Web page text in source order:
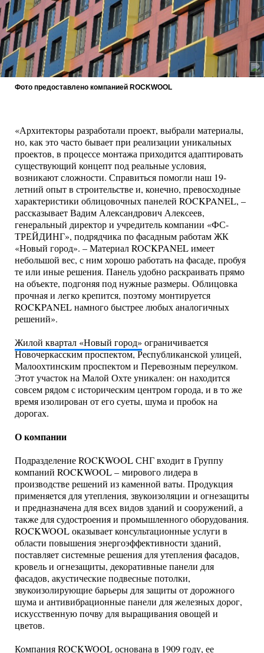
Фото предоставлено компанией ROCKWOOL
«Архитекторы разработали проект, выбрали материалы,
но, как это часто бывает при реализации уникальных
проектов, в процессе монтажа приходится адаптировать
существующий концепт под реальные условия,
возникают сложности. Справиться помогли наш 19-
летний опыт в строительстве и, конечно, превосходные
характеристики облицовочных панелей ROCKPANEL, –
рассказывает Вадим Александрович Алексеев,
генеральный директор и учредитель компании «ФС-
ТРЕЙДИНГ», подрядчика по фасадным работам ЖК
«Новый город». – Материал ROCKPANEL имеет
небольшой вес, с ним хорошо работать на фасаде, пробуя
те или иные решения. Панель удобно раскраивать прямо
на объекте, подгоняя под нужные размеры. Облицовка
прочная и легко крепится, поэтому монтируется
ROCKPANEL намного быстрее любых аналогичных
решений».
Жилой квартал «Новый город» ограничивается
Новочеркасским проспектом, Республиканской улицей,
Малоохтинским проспектом и Перевозным переулком.
Этот участок на Малой Охте уникален: он находится
совсем рядом с историческим центром города, и в то же
время изолирован от его суеты, шума и пробок на
дорогах.
О компании
Подразделение ROCKWOOL СНГ входит в Группу
компаний ROCKWOOL – мирового лидера в
производстве решений из каменной ваты. Продукция
применяется для утепления, звукоизоляции и огнезащиты
и предназначена для всех видов зданий и сооружений, а
также для судостроения и промышленного оборудования.
ROCKWOOL оказывает консультационные услуги в
области повышения энергоэффективности зданий,
поставляет системные решения для утепления фасадов,
кровель и огнезащиты, декоративные панели для
фасадов, акустические подвесные потолки,
звукоизолирующие барьеры для защиты от дорожного
шума и антивибрационные панели для железных дорог,
искусственную почву для выращивания овощей и
цветов.
Компания ROCKWOOL основана в 1909 году, ее